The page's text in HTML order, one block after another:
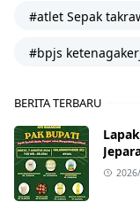
#atlet Sepak
#bpjs
BERITA TERBARU